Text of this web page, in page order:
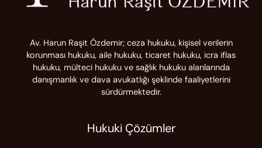
Av. Harun Raşit Özdemir; ceza hukuku, kişisel verilerin
korunması hukuku, aile hukuku, ticaret hukuku, icra iflas
hukuku, mülteci hukuku ve sağlık hukuku alanlarında
danışmanlık ve dava avukatlığı şeklinde faaliyetlerini
sürdürmektedir.
Hukuki Çözümler